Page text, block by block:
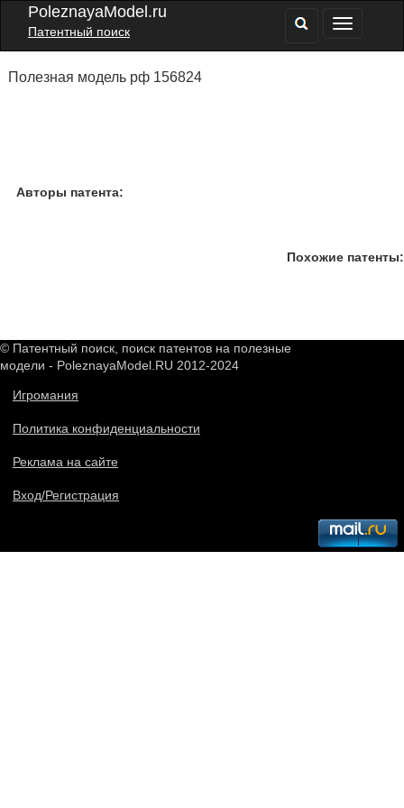
PoleznayaModel.ru
Патентный поиск
Полезная модель рф 156824
Авторы патента:
Похожие патенты:
© Патентный поиск, поиск патентов на полезные
модели - PoleznayaModel.RU 2012-2024
Игромания
Политика конфиденциальности
Реклама на сайте
Вход/Регистрация